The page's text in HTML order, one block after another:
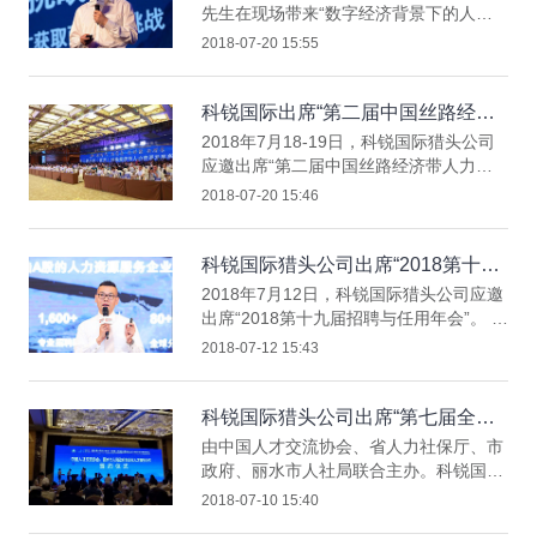
先生在现场带来“数字经济背景下的人才
获取趋势及创新实践”主题演讲。科锐国
包、灵活用工、即派、睿聘、薪薪乐业务
同事出席活动，与参会嘉宾互动交流。
2018-07-20 15:55
科锐国际出席“第二届中国丝路经济
带人力资源发展高峰会”
2018年7月18-19日，科锐国际猎头公司
应邀出席“第二届中国丝路经济带人力资
源发展高峰会”。 科锐国际猎头公司董事
2018-07-20 15:46
科锐国际猎头公司出席“2018第十九
届招聘与任用年会”
2018年7月12日，科锐国际猎头公司应邀
出席“2018第十九届招聘与任用年会”。 科
锐国际猎头公司业务开发总经理刘大纲先
2018-07-12 15:43
科锐国际猎头公司出席“第七届全国
中小城市人才服务工作座谈会”
由中国人才交流协会、省人力社保厅、市
政府、丽水市人社局联合主办。科锐国际
猎头公司副总经理钟达飞先生，高级经理
2018-07-10 15:40